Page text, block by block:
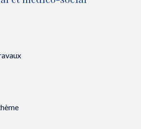
o
e
e
u
o